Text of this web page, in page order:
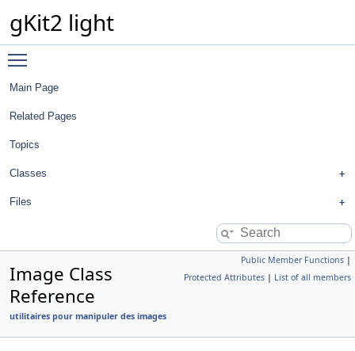
gKit2 light
Main Page
Related Pages
Topics
Classes
Files
Public Member Functions |
Protected Attributes | List of all members
Image Class
Reference
utilitaires pour manipuler des images